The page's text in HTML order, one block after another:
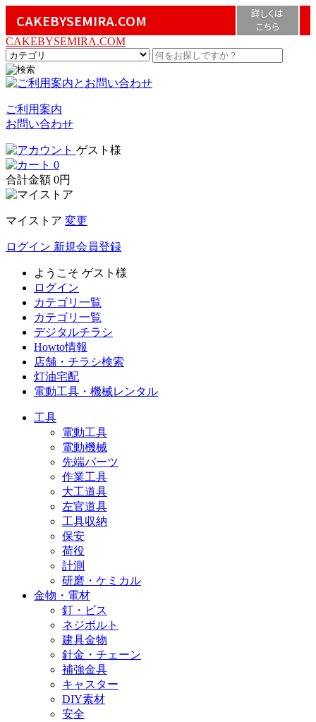
CAKEBYSEMIRA.COM
詳しくは
こちら
CAKEBYSEMIRA.COM
ご利用案内
お問い合わせ
ゲスト様
0
合計金額 0円
マイストア 変更
ログイン 新規会員登録
ようこそ ゲスト様
ログイン
カテゴリ一覧
カテゴリ一覧
デジタルチラシ
Howto情報
店舗・チラシ検索
灯油宅配
電動工具・機械レンタル
工具
電動工具
電動機械
先端パーツ
作業工具
大工道具
左官道具
工具収納
保安
荷役
計測
研磨・ケミカル
金物・電材
釘・ビス
ネジボルト
建具金物
針金・チェーン
補強金具
キャスター
DIY素材
安全